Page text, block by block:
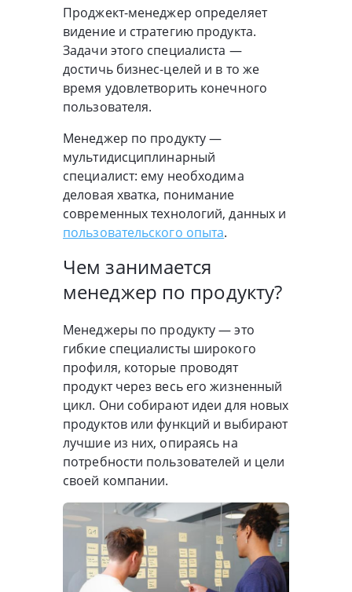
Проджект-менеджер определяет
видение и стратегию продукта.
Задачи этого специалиста —
достичь бизнес-целей и в то же
время удовлетворить конечного
пользователя.
Менеджер по продукту —
мультидисциплинарный
специалист: ему необходима
деловая хватка, понимание
современных технологий, данных и
пользовательского опыта.
Чем занимается
менеджер по продукту?
Менеджеры по продукту — это
гибкие специалисты широкого
профиля, которые проводят
продукт через весь его жизненный
цикл. Они собирают идеи для новых
продуктов или функций и выбирают
лучшие из них, опираясь на
потребности пользователей и цели
своей компании.